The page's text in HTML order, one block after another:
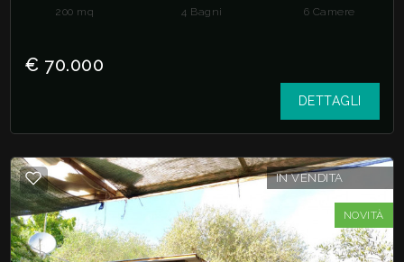
200 mq 4 Bagni 6 Camere
€ 70.000
DETTAGLI
IN VENDITA
NOVITÀ